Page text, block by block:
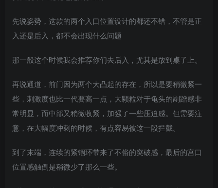
先说姿势，这款的两个入口位置设计的都还不错，不管是正
入还是后入，都不会出现什么问题
那一般这个时候我会推荐你们去后入，尤其是放到桌子上。
再说通道，前门因为两个大凸起的存在，所以是要稍微紧一
些，刺激度也比一代要高一点，大颗粒对于龟头的剐蹭感非
常明显，而中部又稍微收紧，加强了一些压迫感。但需要注
意，在大幅度冲刺的时候，有点容易被这一段拦截。
到了末端，连续的紧锢环带来了不俗的突破感，最后的宫口
位置感触倒是稍微少了那么一些。